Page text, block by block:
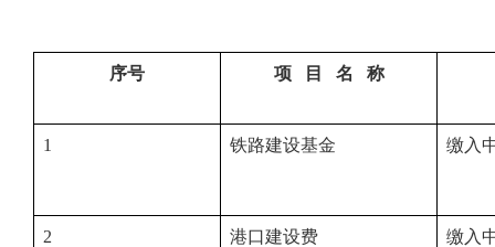
序号 项 目 名 称
1 铁路建设基金 缴入
2 港口建设费 缴入